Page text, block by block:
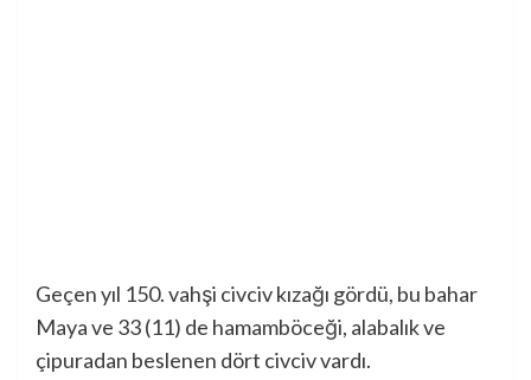
Geçen yıl 150. vahşi civciv kızağı gördü, bu bahar
Maya ve 33 (11) de hamamböceği, alabalık ve
çipuradan beslenen dört civciv vardı.